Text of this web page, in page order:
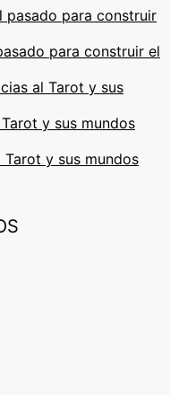
pasado para construir
para construir el
al Tarot y sus
y sus mundos
Tarot y sus mundos